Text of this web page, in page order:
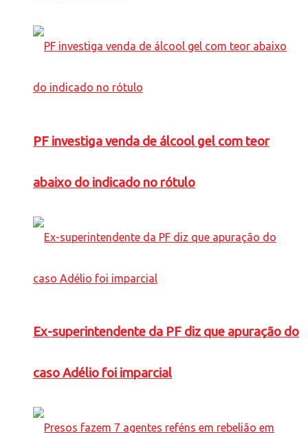
PF investiga venda de álcool gel com teor
abaixo do indicado no rótulo
Ex-superintendente da PF diz que apuração do
caso Adélio foi imparcial